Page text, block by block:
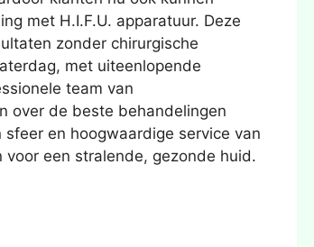
met H.I.F.U. apparatuur. Deze
zonder chirurgische
met uiteenlopende
team van
over de beste behandelingen
en hoogwaardige service van
een stralende, gezonde huid.